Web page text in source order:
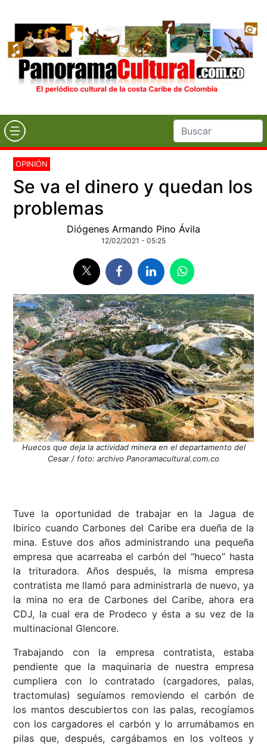
OPINIÓN
Se va el dinero y quedan los
problemas
Diógenes Armando Pino Ávila
12/02/2021 - 05:25
Huecos que deja la actividad minera en el departamento del
Cesar / foto: archivo Panoramacultural.com.co
Tuve la oportunidad de trabajar en la Jagua de
Ibirico cuando Carbones del Caribe era dueña de la
mina. Estuve dos años administrando una pequeña
empresa que acarreaba el carbón del “hueco” hasta
la trituradora. Años después, la misma empresa
contratista me llamó para administrarla de nuevo, ya
la mina no era de Carbones del Caribe, ahora era
CDJ, la cual era de Prodeco y ésta a su vez de la
multinacional Glencore.
Trabajando con la empresa contratista, estaba
pendiente que la maquinaria de nuestra empresa
cumpliera con lo contratado (cargadores, palas,
tractomulas) seguíamos removiendo el carbón de
los mantos descubiertos con las palas, recogíamos
con los cargadores el carbón y lo arrumábamos en
pilas que, después, cargábamos en los volteos y